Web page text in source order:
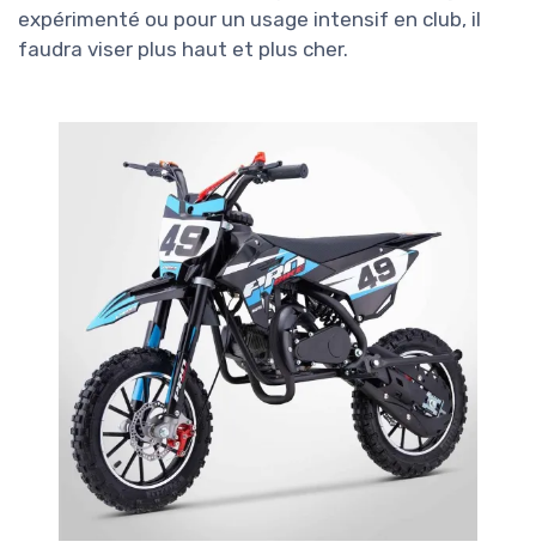
expérimenté ou pour un usage intensif en club, il
faudra viser plus haut et plus cher.